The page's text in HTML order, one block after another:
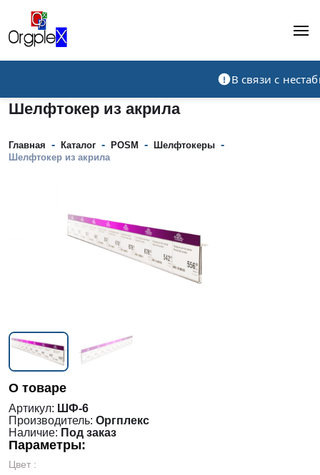
В связи с
Шелфтокер из акрила
Главная - Каталог - POSM - Шелфтокеры -
Шелфтокер из акрила
О товаре
Артикул: ШФ-6
Производитель: Оргплекс
Наличие: Под заказ
Параметры:
Цвет :